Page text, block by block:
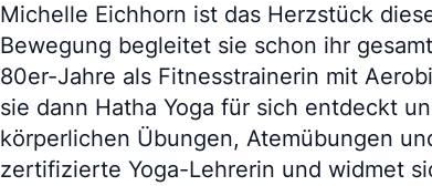
Michelle Eichhorn ist das Herzstück
Bewegung begleitet sie schon ihr
80er-Jahre als Fitnesstrainerin mit
sie dann Hatha Yoga für sich entdeckt
körperlichen Übungen, Atemübungen
zertifizierte Yoga-Lehrerin und widmet